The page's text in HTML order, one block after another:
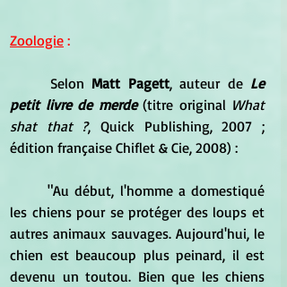
Zoologie :
	Selon
Matt Pagett, auteur de Le
petit livre de merde (titre original What
shat that ?, Quick Publishing, 2007 ;
édition française Chiflet & Cie, 2008) :
	"Au début, l'homme a domestiqué
les chiens pour se protéger des loups et
autres animaux sauvages. Aujourd'hui, le
chien est beaucoup plus peinard, il est
devenu un toutou. Bien que les chiens